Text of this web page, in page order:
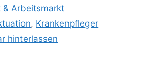
& Arbeitsmarkt
, Krankenpfleger
hinterlassen